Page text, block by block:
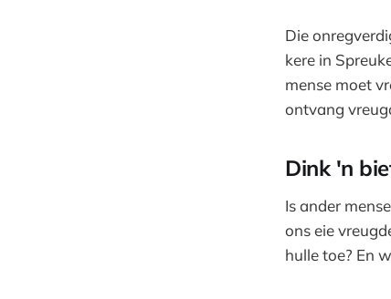
Die
kere in
mense moet
ontvang
Dink 'n
Is ander
ons eie
hulle toe? En